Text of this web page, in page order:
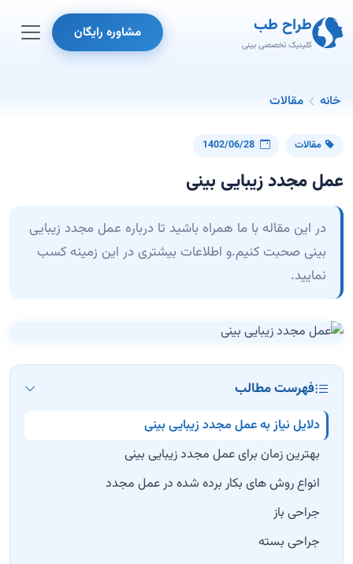
طراح طب
کلینیک تخصصی بینی
مشاوره رایگان
خانه مقالات
مقالات 1402/06/28
عمل مجدد زیبایی بینی
در این مقاله با ما همراه باشید تا درباره عمل مجدد زیبایی
بینی صحبت کنیم.و اطلاعات بیشتری در این زمینه کسب
نمایید.
فهرست مطالب
دلایل نیاز به عمل مجدد زیبایی بینی
بهترین زمان برای عمل مجدد زیبایی بینی
انواع روش های بکار برده شده در عمل مجدد
جراحی باز
جراحی بسته